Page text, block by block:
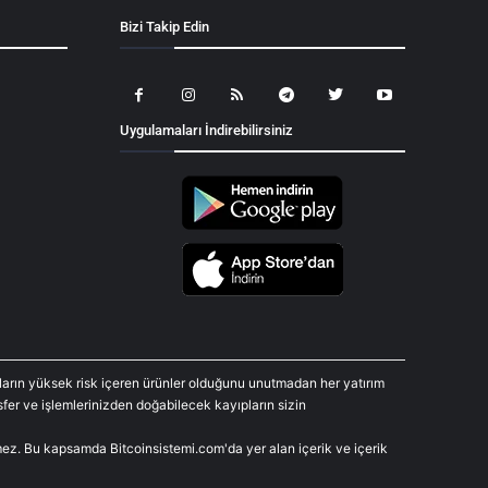
Bizi Takip Edin
Uygulamaları İndirebilirsiniz
yüksek risk içeren ürünler olduğunu unutmadan her yatırım
ve işlemlerinizden doğabilecek kayıpların sizin
Bu kapsamda Bitcoinsistemi.com'da yer alan içerik ve içerik